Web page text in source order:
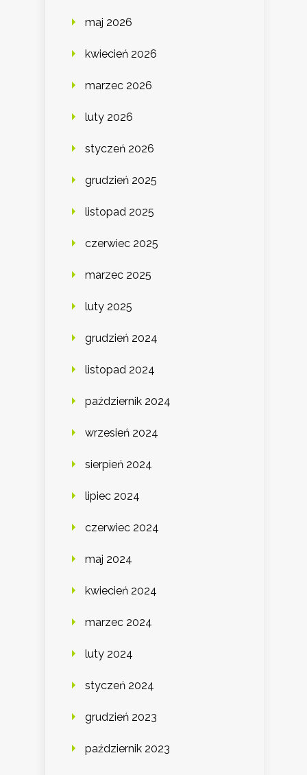
maj 2026
kwiecień 2026
marzec 2026
luty 2026
styczeń 2026
grudzień 2025
listopad 2025
czerwiec 2025
marzec 2025
luty 2025
grudzień 2024
listopad 2024
październik 2024
wrzesień 2024
sierpień 2024
lipiec 2024
czerwiec 2024
maj 2024
kwiecień 2024
marzec 2024
luty 2024
styczeń 2024
grudzień 2023
październik 2023